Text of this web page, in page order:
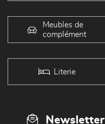
Meubles de
complément
Literie
Newsletter